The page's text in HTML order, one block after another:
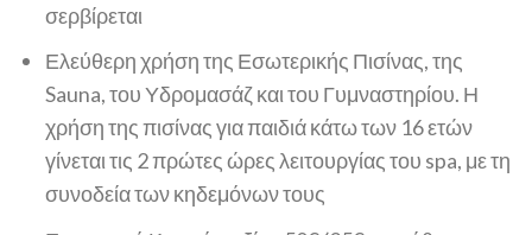
σερβίρεται
Ελεύθερη χρήση της Εσωτερικής Πισίνας, της
Sauna, του Υδρομασάζ και του Γυμναστηρίου. Η
χρήση της πισίνας για παιδιά κάτω των 16 ετών
γίνεται τις 2 πρώτες ώρες λειτουργίας του spa, με τη
συνοδεία των κηδεμόνων τους